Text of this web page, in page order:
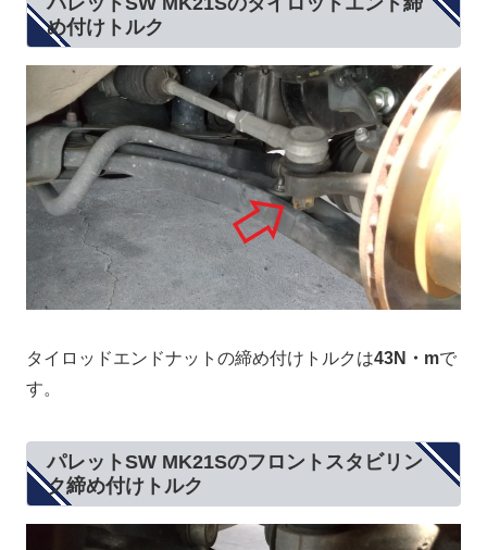
め付けトルク
タイロッドエンドナットの締め付けトルクは43N・mで
す。
パレットSW MK21Sのフロントスタビリン
ク締め付けトルク